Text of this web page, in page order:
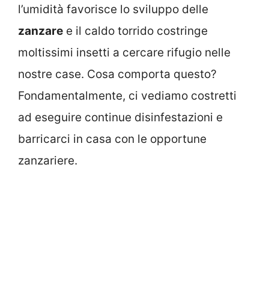
l’umidità favorisce lo sviluppo delle
zanzare e il caldo torrido costringe
moltissimi insetti a cercare rifugio nelle
nostre case. Cosa comporta questo?
Fondamentalmente, ci vediamo costretti
ad eseguire continue disinfestazioni e
barricarci in casa con le opportune
zanzariere.